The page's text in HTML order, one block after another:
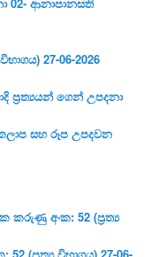
27-06-2026
ප්‍ර‍ත්‍යයන් ගෙන් උපදනා
සහ රූප උපදවන
කරුණු අංක: 52 (ප්‍ර‍ත්‍ය